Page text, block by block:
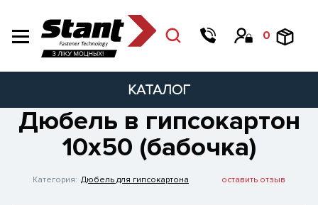
0
КАТАЛОГ
Дюбель в гипсокартон
10х50 (бабочка)
Категория: Дюбель для гипсокартона оставить отзыв